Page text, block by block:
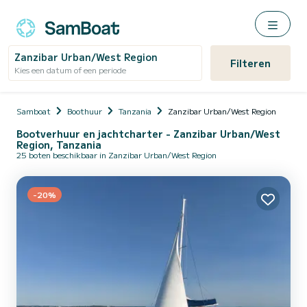
Zanzibar Urban/West Region
Kies een datum of een periode Filteren
Samboat Boothuur Tanzania Zanzibar Urban/West Region
Bootverhuur en jachtcharter - Zanzibar Urban/West
Region, Tanzania
25 boten beschikbaar in Zanzibar Urban/West Region
-20%